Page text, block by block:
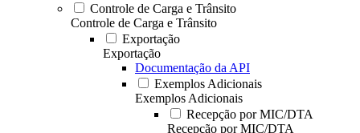
Controle de Carga e Trânsito
Controle de Carga e Trânsito
Exportação
Exportação
Documentação da API
Exemplos Adicionais
Exemplos Adicionais
Recepção por MIC/DTA
Recepção por MIC/DTA